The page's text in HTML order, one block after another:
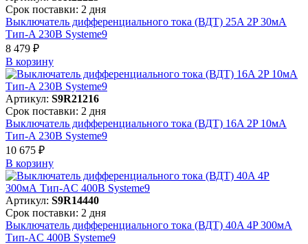
Срок поставки: 2 дня
Выключатель дифференциального тока (ВДТ) 25A 2P 30мА
Тип-A 230В Systeme9
8 479 ₽
В корзинy
Артикул: S9R21216
Срок поставки: 2 дня
Выключатель дифференциального тока (ВДТ) 16A 2P 10мА
Тип-A 230В Systeme9
10 675 ₽
В корзинy
Артикул: S9R14440
Срок поставки: 2 дня
Выключатель дифференциального тока (ВДТ) 40A 4P 300мА
Тип-AC 400В Systeme9